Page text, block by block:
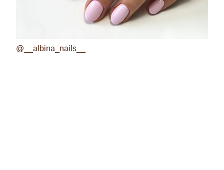
@__albina_nails__